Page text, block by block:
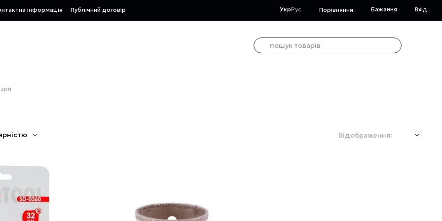
інформація Публічний договір УкрРус Порівняння Бажання Вхід
Відображення: